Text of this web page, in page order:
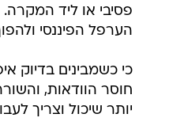
פסיבי או ליד
הערפל הפיננסי
כי כשמבינים בדיוק
חוסר הוודאות,
יותר שיכול וצריך